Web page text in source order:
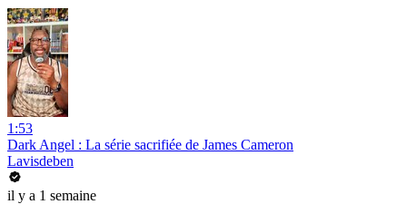
1:53
Dark Angel : La série sacrifiée de James Cameron
Lavisdeben
il y a 1 semaine